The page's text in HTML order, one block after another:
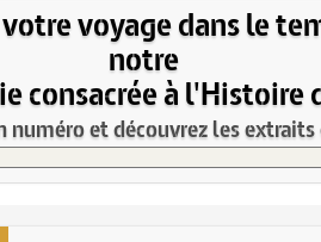
voyage dans le
notre
consacrée à l'Histoire
numéro et découvrez les